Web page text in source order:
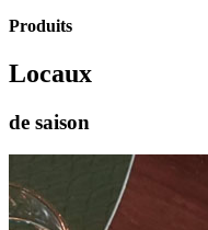
Produits
Locaux
de saison